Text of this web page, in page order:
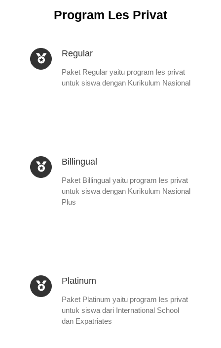
Program Les Privat
Regular
Paket Regular yaitu program les privat
untuk siswa dengan Kurikulum Nasional
Billingual
Paket Billingual yaitu program les privat
untuk siswa dengan Kurikulum Nasional
Plus
Platinum
Paket Platinum yaitu program les privat
untuk siswa dari International School
dan Expatriates